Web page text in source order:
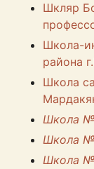
Шкляр
Школа-
района
Школа
Школа
Школа
Школа